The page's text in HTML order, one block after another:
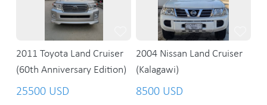
2011 Toyota Land Cruiser
(60th Anniversary Edition)
25500 USD
2004 Nissan Land Cruiser
(Kalagawi)
8500 USD